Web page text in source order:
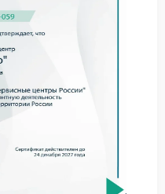
приборов данного
по четкому
корпуса;